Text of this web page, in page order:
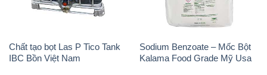
Chất tạo bọt Las P Tico Tank
IBC Bồn Việt Nam
Sodium Benzoate – Mốc Bột
Kalama Food Grade Mỹ Usa